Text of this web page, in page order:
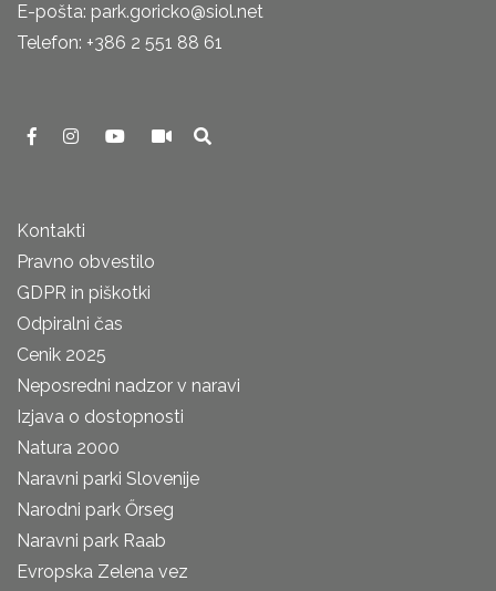
E-pošta: park.goricko@siol.net
Telefon: +386 2 551 88 61
Kontakti
Pravno obvestilo
GDPR in piškotki
Odpiralni čas
Cenik 2025
Neposredni nadzor v naravi
Izjava o dostopnosti
Natura 2000
Naravni parki Slovenije
Narodni park Őrseg
Naravni park Raab
Evropska Zelena vez